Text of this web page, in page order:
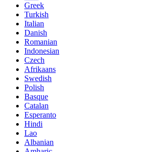
Greek
Turkish
Italian
Danish
Romanian
Indonesian
Czech
Afrikaans
Swedish
Polish
Basque
Catalan
Esperanto
Hindi
Lao
Albanian